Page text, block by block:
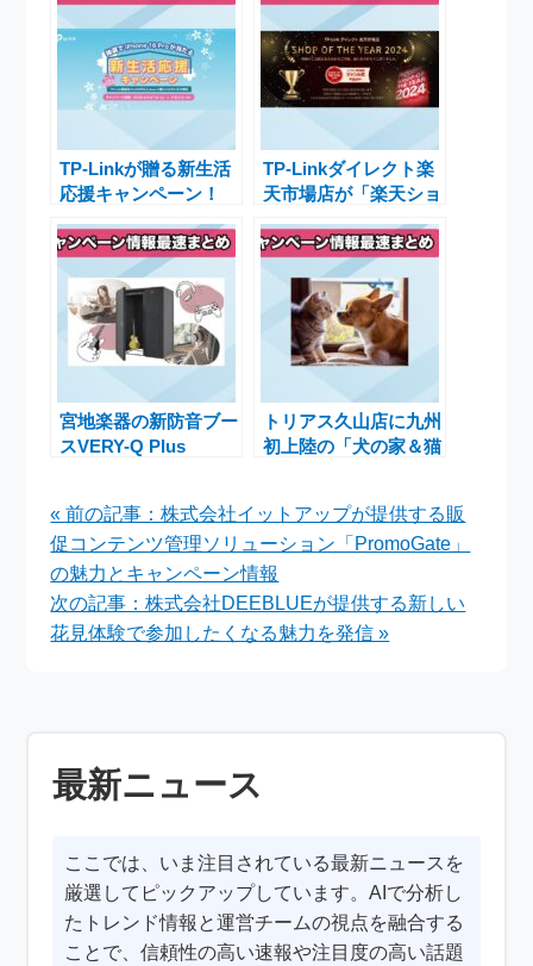
TP-Linkが贈る新生活
応援キャンペーン！
賞品が当たるチャンス
TP-Linkダイレクト楽
天市場店が「楽天ショ
ー2024」受賞記念の
豪華キャンペーンを実
宮地楽器の新防音ブー
スVERY-Q Plus
キャンペーン
トリアス久山店に九州
初上陸の「犬の家＆猫
ン！特別キャンペーン
実施中
« 前の記事：株式会社イットアップが提供する販
促コンテンツ管理ソリューション「PromoGate」
の魅力とキャンペーン情報
次の記事：株式会社DEEBLUEが提供する新しい
花見体験で参加したくなる魅力を発信 »
最新ニュース
ここでは、いま注目されている最新ニュースを
厳選してピックアップしています。AIで分析し
たトレンド情報と運営チームの視点を融合する
ことで、信頼性の高い速報や注目度の高い話題